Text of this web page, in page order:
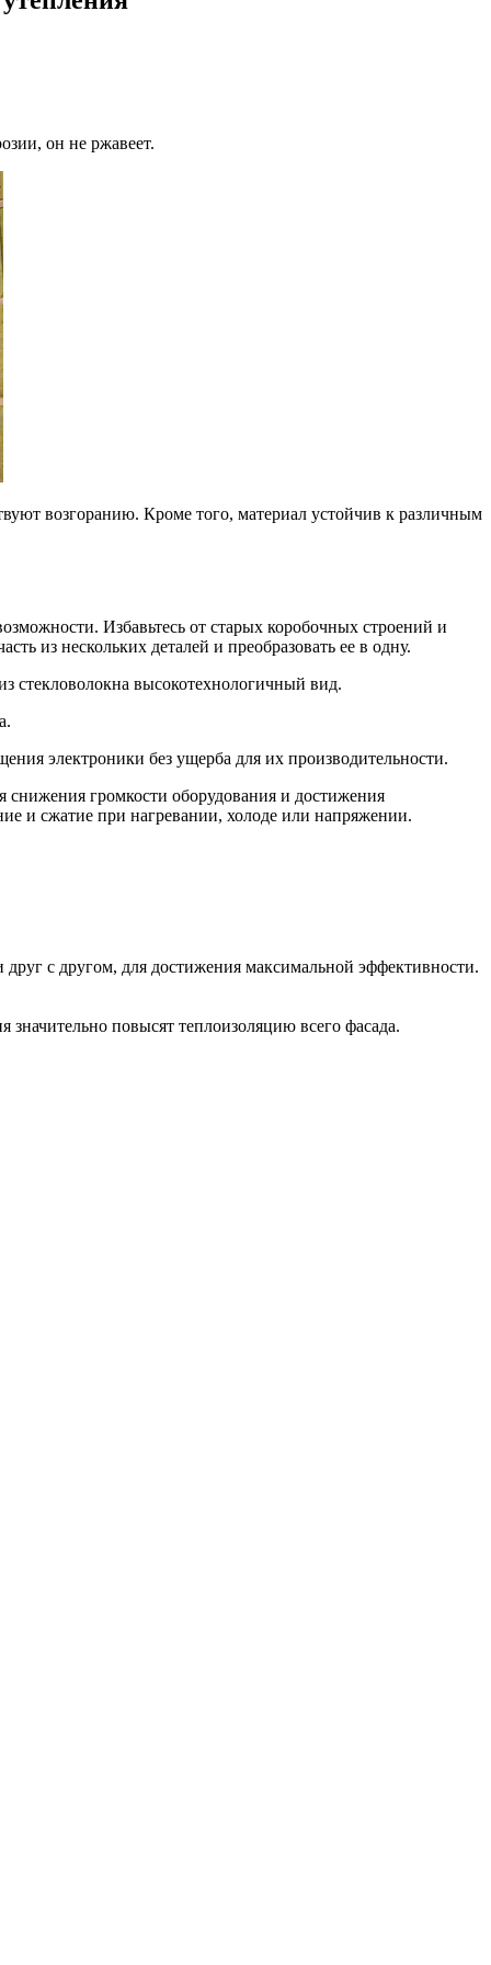
он не ржавеет.
возгоранию. Кроме того, материал устойчив к различным
Избавьтесь от старых коробочных строений и
из нескольких деталей и преобразовать ее в одну.
стекловолокна высокотехнологичный вид.
электроники без ущерба для их производительности.
громкости оборудования и достижения
и сжатие при нагревании, холоде или напряжении.
с другом, для достижения максимальной эффективности.
значительно повысят теплоизоляцию всего фасада.